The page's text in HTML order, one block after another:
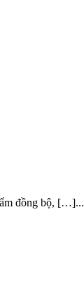
đồng bộ, […]...